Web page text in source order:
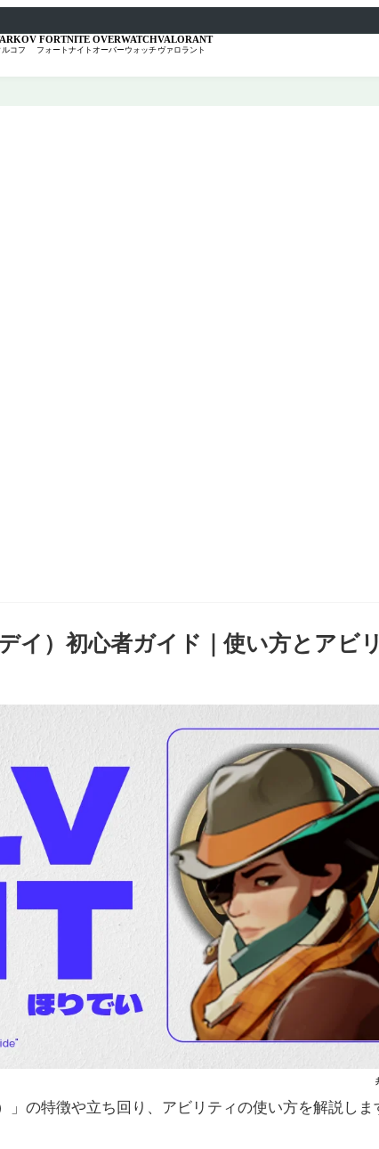
ルコフ
FORTNITE
フォートナイト
OVERWATCH
オーバーウォッチ
VALORANT
ヴァロラント
イ）初心者ガイド｜使い方とアビ
の特徴や立ち回り、アビリティの使い方を解説しま